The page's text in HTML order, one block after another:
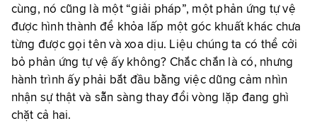
cùng, nó cũng là một “giải pháp”, một phản ứng tự vệ
được hình thành để khỏa lấp một góc khuất khác chưa
từng được gọi tên và xoa dịu. Liệu chúng ta có thể cởi
bỏ phản ứng tự vệ ấy không? Chắc chắn là có, nhưng
hành trình ấy phải bắt đầu bằng việc dũng cảm nhìn
nhận sự thật và sẵn sàng thay đổi vòng lặp đang ghì
chặt cả hai.